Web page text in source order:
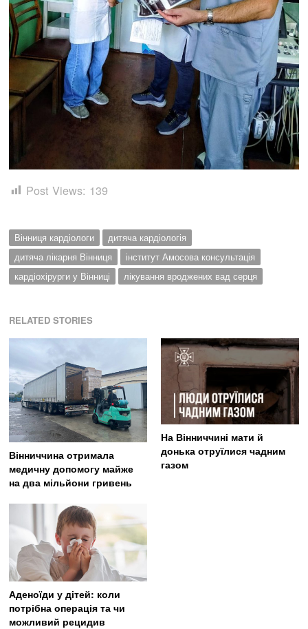
Post Views: 139
Вінниця кардіологи
дитяча кардіологія
дитяча лікарня Вінниця
інститут Амосова консультація
кардіохірурги у Вінниці
лікування вроджених вад серця
RELATED STORIES
Вінниччина отримала
медичну допомогу майже
на два мільйони гривень
На Вінниччині мати й
донька отруїлися чадним
газом
Аденоїди у дітей: коли
потрібна операція та чи
можливий рецидив